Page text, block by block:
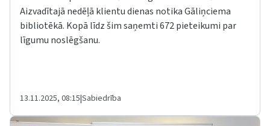
Aizvadītajā nedēļā klientu dienas notika Gāliņciema
bibliotēkā. Kopā līdz šim saņemti 672 pieteikumi par
līgumu noslēgšanu.
13.11.2025, 08:15|Sabiedrība